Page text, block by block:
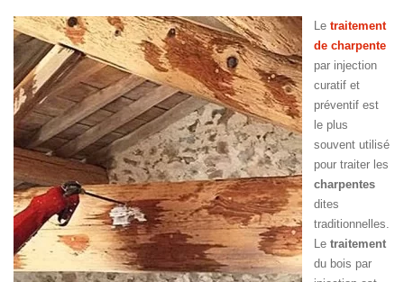
Le traitement
de charpente
par injection
curatif et
préventif est
le plus
souvent utilisé
pour traiter les
charpentes
dites
traditionnelles.
Le traitement
du bois par